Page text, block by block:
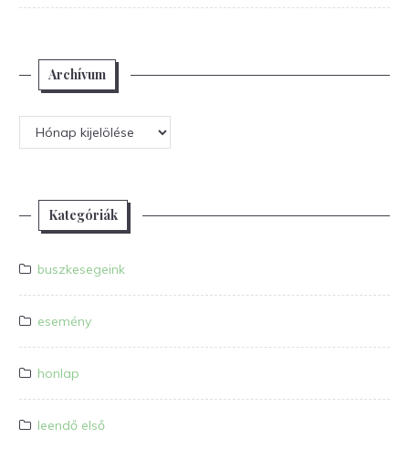
Archívum
Archívum
Kategóriák
buszkesegeink
esemény
honlap
leendő első